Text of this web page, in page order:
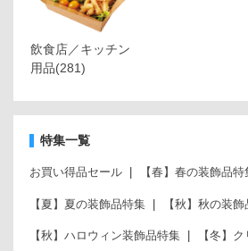
飲食店／キッチン
用品(281)
特集一覧
お買い得品セール 【春】春の装飾品特
【夏】夏の装飾品特集 【秋】秋の装
【秋】ハロウィン装飾品特集 【冬】